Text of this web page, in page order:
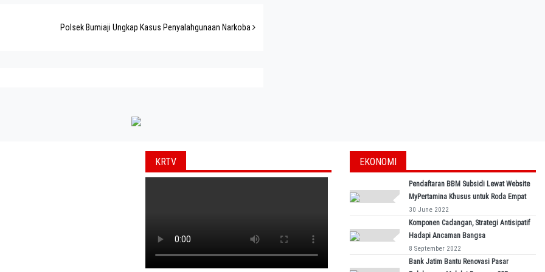
Polsek Bumiaji Ungkap Kasus Penyalahgunaan Narkoba
KRTV EKONOMI
Pendaftaran BBM Subsidi Lewat Website
MyPertamina Khusus untuk Roda Empat
30 June 2022
Komponen Cadangan, Strategi Antisipatif
Hadapi Ancaman Bangsa
8 September 2022
Bank Jatim Bantu Renovasi Pasar